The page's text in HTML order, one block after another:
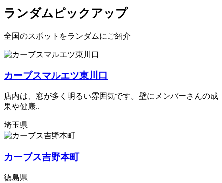
ランダムピックアップ
全国のスポットをランダムにご紹介
カーブスマルエツ東川口
店内は、窓が多く明るい雰囲気です。壁にメンバーさんの成
果や健康..
埼玉県
カーブス吉野本町
徳島県